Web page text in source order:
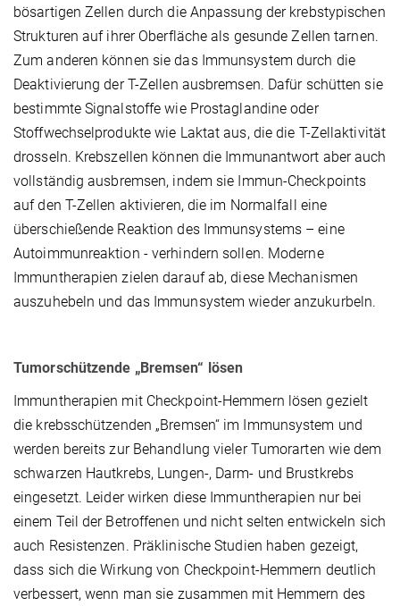
bösartigen Zellen durch die Anpassung der krebstypischen
Strukturen auf ihrer Oberfläche als gesunde Zellen tarnen.
Zum anderen können sie das Immunsystem durch die
Deaktivierung der T-Zellen ausbremsen. Dafür schütten sie
bestimmte Signalstoffe wie Prostaglandine oder
Stoffwechselprodukte wie Laktat aus, die die T-Zellaktivität
drosseln. Krebszellen können die Immunantwort aber auch
vollständig ausbremsen, indem sie Immun-Checkpoints
auf den T-Zellen aktivieren, die im Normalfall eine
überschießende Reaktion des Immunsystems – eine
Autoimmunreaktion - verhindern sollen. Moderne
Immuntherapien zielen darauf ab, diese Mechanismen
auszuhebeln und das Immunsystem wieder anzukurbeln.
Tumorschützende „Bremsen“ lösen
Immuntherapien mit Checkpoint-Hemmern lösen gezielt
die krebsschützenden „Bremsen“ im Immunsystem und
werden bereits zur Behandlung vieler Tumorarten wie dem
schwarzen Hautkrebs, Lungen-, Darm- und Brustkrebs
eingesetzt. Leider wirken diese Immuntherapien nur bei
einem Teil der Betroffenen und nicht selten entwickeln sich
auch Resistenzen. Präklinische Studien haben gezeigt,
dass sich die Wirkung von Checkpoint-Hemmern deutlich
verbessert, wenn man sie zusammen mit Hemmern des